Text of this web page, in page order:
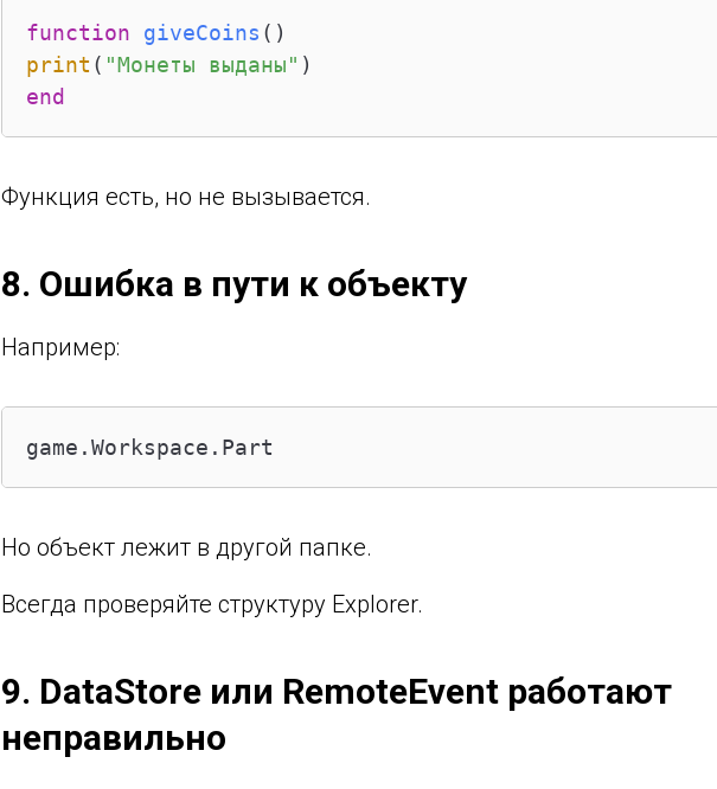
function giveCoins ()
print ( "Монеты выданы"
end
Функция есть, но не вызывается.
8. Ошибка в пути к объекту
Например:
game.Workspace.Part
Но объект лежит в другой папке.
Всегда проверяйте структуру Explorer.
9. DataStore или RemoteEvent работают
неправильно